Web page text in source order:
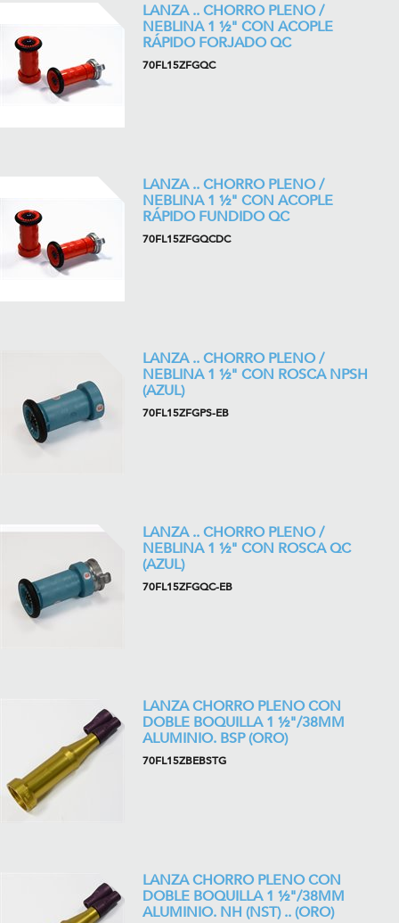
LANZA .. CHORRO PLENO /
NEBLINA 1 ½" CON ACOPLE
RÁPIDO FORJADO QC
70FL15ZFGQC
LANZA .. CHORRO PLENO /
NEBLINA 1 ½" CON ACOPLE
RÁPIDO FUNDIDO QC
70FL15ZFGQCDC
LANZA .. CHORRO PLENO /
NEBLINA 1 ½" CON ROSCA NPSH
(AZUL)
70FL15ZFGPS-EB
LANZA .. CHORRO PLENO /
NEBLINA 1 ½" CON ROSCA QC
(AZUL)
70FL15ZFGQC-EB
LANZA CHORRO PLENO CON
DOBLE BOQUILLA 1 ½"/38MM
ALUMINIO. BSP (ORO)
70FL15ZBEBSTG
LANZA CHORRO PLENO CON
DOBLE BOQUILLA 1 ½"/38MM
ALUMINIO. NH (NST) .. (ORO)